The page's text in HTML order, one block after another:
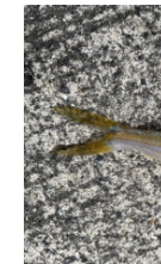
シコロサンゴ
シャコガイ
シラウオ
シロザケ